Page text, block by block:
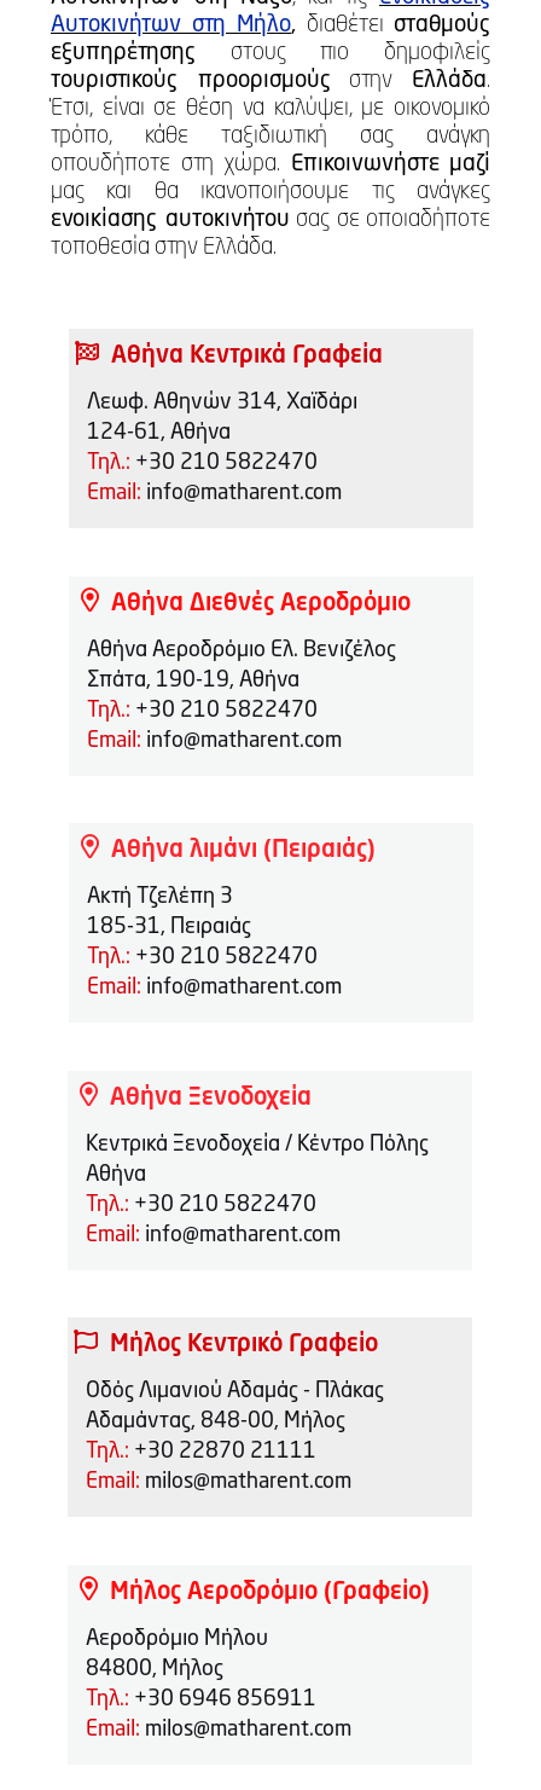
Αυτοκινήτων στη Μήλο, διαθέτει σταθμούς
εξυπηρέτησης στους πιο δημοφιλείς
τουριστικούς προορισμούς στην Ελλάδα.
Έτσι, είναι σε θέση να καλύψει, με οικονομικό
τρόπο, κάθε ταξιδιωτική σας ανάγκη
οπουδήποτε στη χώρα. Επικοινωνήστε μαζί
μας και θα ικανοποιήσουμε τις ανάγκες
ενοικίασης αυτοκινήτου σας σε οποιαδήποτε
τοποθεσία στην Ελλάδα.
Αθήνα Κεντρικά Γραφεία
Λεωφ. Αθηνών 314, Χαϊδάρι
124-61, Αθήνα
Τηλ.: +30 210 5822470
Email: info@matharent.com
Αθήνα Διεθνές Αεροδρόμιο
Αθήνα Αεροδρόμιο Ελ. Βενιζέλος
Σπάτα, 190-19, Αθήνα
Τηλ.: +30 210 5822470
Email: info@matharent.com
Αθήνα λιμάνι (Πειραιάς)
Ακτή Τζελέπη 3
185-31, Πειραιάς
Τηλ.: +30 210 5822470
Email: info@matharent.com
Αθήνα Ξενοδοχεία
Κεντρικά Ξενοδοχεία / Κέντρο Πόλης
Αθήνα
Τηλ.: +30 210 5822470
Email: info@matharent.com
Μήλος Κεντρικό Γραφείο
Οδός Λιμανιού Αδαμάς - Πλάκας
Αδαμάντας, 848-00, Μήλος
Τηλ.: +30 22870 21111
Email: milos@matharent.com
Μήλος Αεροδρόμιο (Γραφείο)
Αεροδρόμιο Μήλου
84800, Μήλος
Τηλ.: +30 6946 856911
Email: milos@matharent.com